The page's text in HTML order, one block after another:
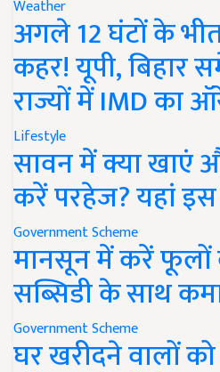
Weather
अगले 12 घंटों के
कहर! यूपी, बिहार
राज्यों में IMD का
Lifestyle
सावन में क्या खाएं
करें परहेज? यहां
Government Scheme
मानसून में करें फूलों
सब्सिडी के साथ
Government Scheme
घर खरीदने वालों